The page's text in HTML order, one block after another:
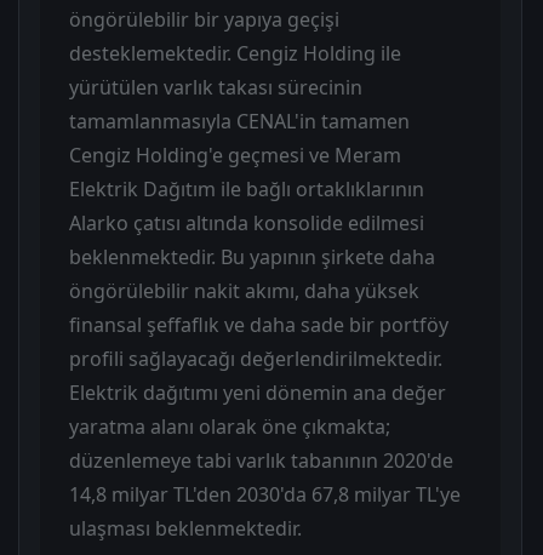
öngörülebilir bir yapıya geçişi
desteklemektedir. Cengiz Holding ile
yürütülen varlık takası sürecinin
tamamlanmasıyla CENAL'in tamamen
Cengiz Holding'e geçmesi ve Meram
Elektrik Dağıtım ile bağlı ortaklıklarının
Alarko çatısı altında konsolide edilmesi
beklenmektedir. Bu yapının şirkete daha
öngörülebilir nakit akımı, daha yüksek
finansal şeffaflık ve daha sade bir portföy
profili sağlayacağı değerlendirilmektedir.
Elektrik dağıtımı yeni dönemin ana değer
yaratma alanı olarak öne çıkmakta;
düzenlemeye tabi varlık tabanının 2020'de
14,8 milyar TL'den 2030'da 67,8 milyar TL'ye
ulaşması beklenmektedir.